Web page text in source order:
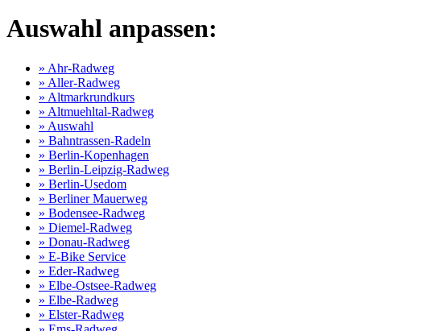
Auswahl anpassen:
» Ahr-Radweg
» Aller-Radweg
» Altmarkrundkurs
» Altmuehltal-Radweg
» Auswahl
» Bahntrassen-Radeln
» Berlin-Kopenhagen
» Berlin-Leipzig-Radweg
» Berlin-Usedom
» Berliner Mauerweg
» Bodensee-Radweg
» Diemel-Radweg
» Donau-Radweg
» E-Bike Service
» Eder-Radweg
» Elbe-Ostsee-Radweg
» Elbe-Radweg
» Elster-Radweg